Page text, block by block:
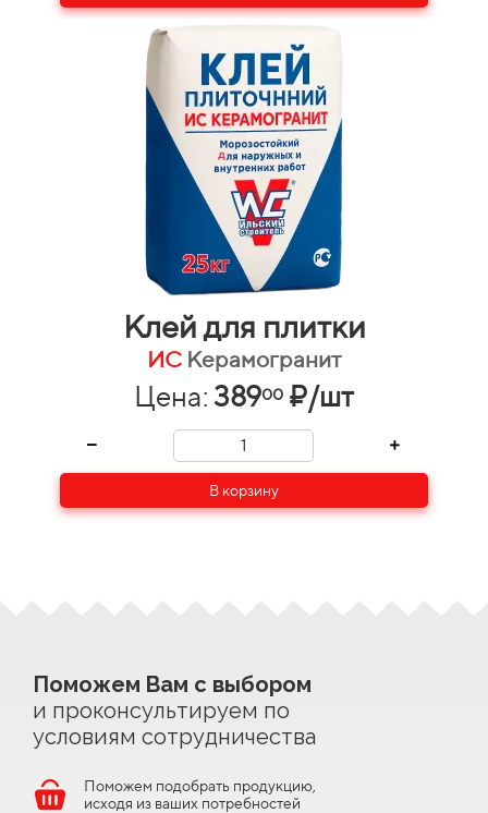
Клей для плитки
ИС Керамогранит
Цена:38900 ₽/шт
В корзину
Поможем Вам с выбором
и проконсультируем по
условиям сотрудничества
Поможем подобрать продукцию,
исходя из ваших потребностей